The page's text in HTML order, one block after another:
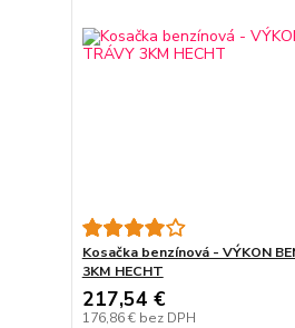
Kosačka benzínová - VÝKON
3KM HECHT
217,54 €
176,86 € bez DPH